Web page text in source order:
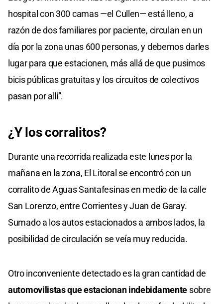
hospital con 300 camas —el Cullen— está lleno, a
razón de dos familiares por paciente, circulan en un
día por la zona unas 600 personas, y debemos darles
lugar para que estacionen, más allá de que pusimos
bicis públicas gratuitas y los circuitos de colectivos
pasan por allí”.
¿Y los corralitos?
Durante una recorrida realizada este lunes por la
mañana en la zona, El Litoral se encontró con un
corralito de Aguas Santafesinas en medio de la calle
San Lorenzo, entre Corrientes y Juan de Garay.
Sumado a los autos estacionados a ambos lados, la
posibilidad de circulación se veía muy reducida.
Otro inconveniente detectado es la gran cantidad de
automovilistas que estacionan indebidamente sobre